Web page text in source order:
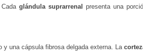
Cadaglándula suprarrenal pre­senta una
y una cápsula fibrosa delgada externa. La